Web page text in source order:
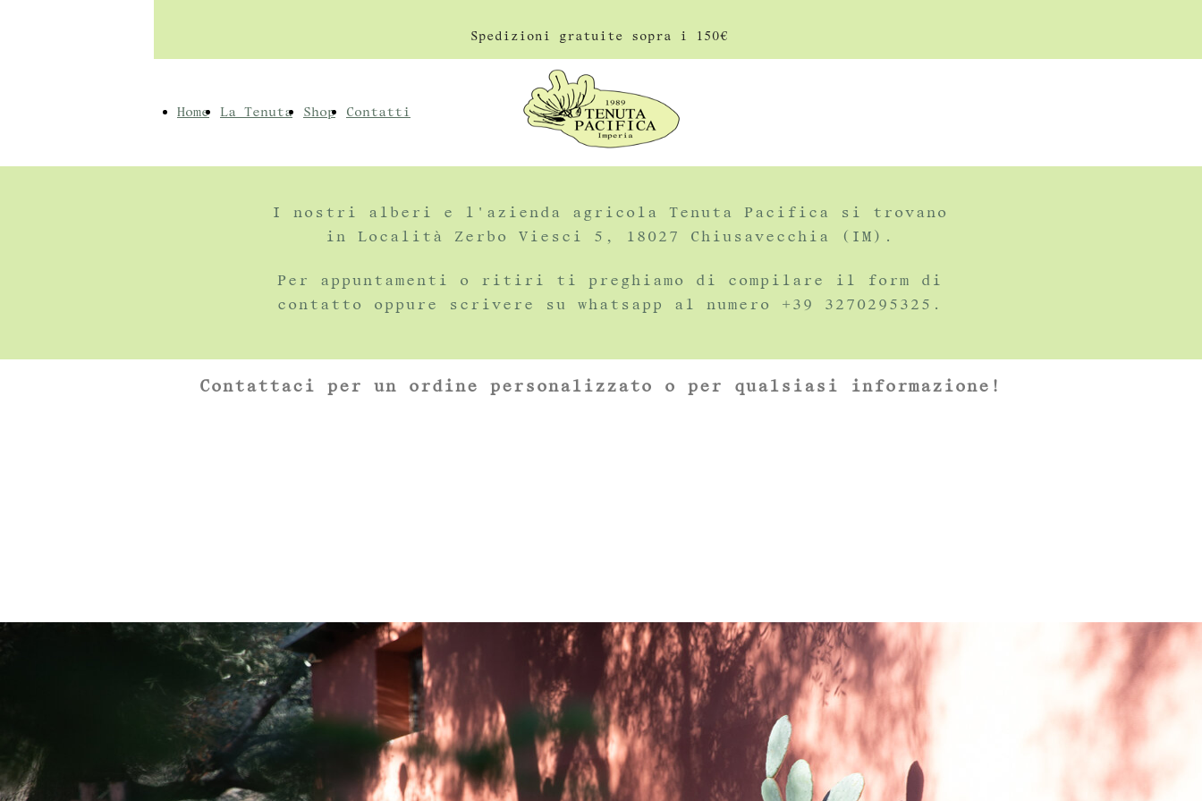
Spedizioni gratuite sopra i 150€
Home La Tenuta Shop Contatti
I nostri alberi e l'azienda agricola Tenuta Pacifica si trovano
in Località Zerbo Viesci 5, 18027 Chiusavecchia (IM).
Per appuntamenti o ritiri ti preghiamo di compilare il form di
contatto oppure scrivere su whatsapp al numero +39 3270295325.
Contattaci per un ordine personalizzato o per qualsiasi informazione!